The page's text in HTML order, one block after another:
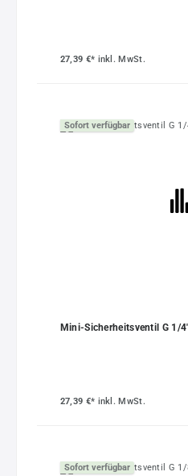
27,39 €* inkl. MwSt.
Sofort verfügbar
Mini-Sicherheitsventil G 1/
27,39 €* inkl. MwSt.
Sofort verfügbar